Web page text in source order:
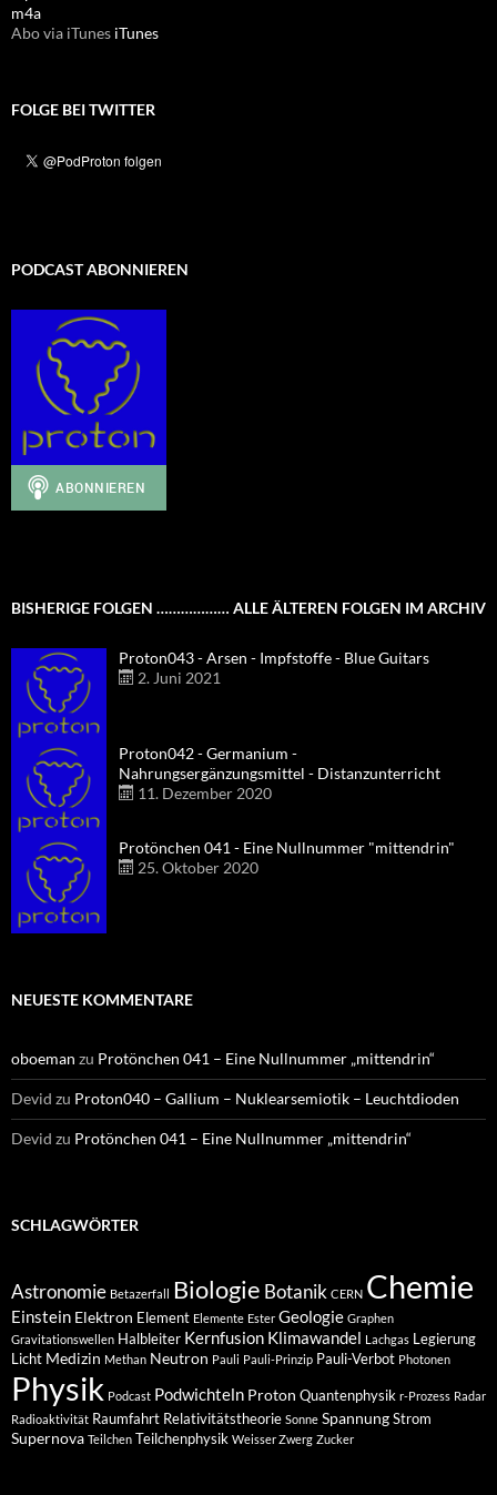
m4a
Abo via iTunes iTunes
FOLGE BEI TWITTER
PODCAST ABONNIEREN
BISHERIGE FOLGEN ……………… ALLE ÄLTEREN FOLGEN IM ARCHIV
Proton043 - Arsen - Impfstoffe - Blue Guitars
2. Juni 2021
Proton042 - Germanium -
Nahrungsergänzungsmittel - Distanzunterricht
11. Dezember 2020
Protönchen 041 - Eine Nullnummer "mittendrin"
25. Oktober 2020
NEUESTE KOMMENTARE
oboeman zu Protönchen 041 – Eine Nullnummer „mittendrin“
Devid zu Proton040 – Gallium – Nuklearsemiotik – Leuchtdioden
Devid zu Protönchen 041 – Eine Nullnummer „mittendrin“
SCHLAGWÖRTER
Astronomie Betazerfall Biologie Botanik CERN Chemie
Einstein Elektron Element Elemente Ester Geologie Graphen
Gravitationswellen Halbleiter Kernfusion Klimawandel Lachgas Legierung
Licht Medizin Methan Neutron Pauli Pauli-Prinzip Pauli-Verbot Photonen
Physik Podcast Podwichteln Proton Quantenphysik r-Prozess Radar
Radioaktivität Raumfahrt Relativitätstheorie Sonne Spannung Strom
Supernova Teilchen Teilchenphysik Weisser Zwerg Zucker